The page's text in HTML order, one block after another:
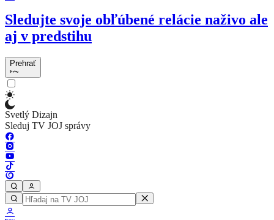
Sledujte svoje obľúbené relácie naživo ale
aj v predstihu
Prehrať
Svetlý Dizajn
Sleduj TV JOJ správy